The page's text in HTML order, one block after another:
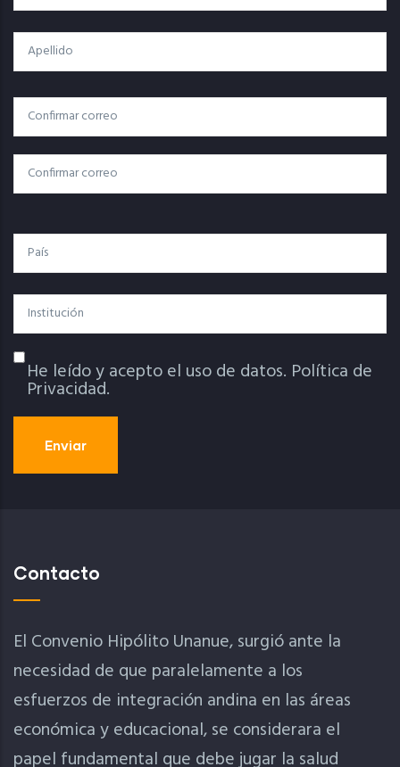
Apellido
Correo
Electrónico
Correo Electrónico
Confirmar Correo
País
Institución
Política De Privacidad
He leído y acepto el uso de datos. Política de
Privacidad.
Contacto
El Convenio Hipólito Unanue, surgió ante la
necesidad de que paralelamente a los
esfuerzos de integración andina en las áreas
económica y educacional, se considerara el
papel fundamental que debe jugar la salud